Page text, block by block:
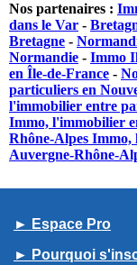
Nos partenaires :
dans le Var -
Bretagne -
Normandie - Immo
en Île-de-France -
particuliers en
l'immobilier entre
Immo, l'immobilier
Rhône-Alpes
Auvergne-Rhône-
► Espace Pro
► Pourquoi